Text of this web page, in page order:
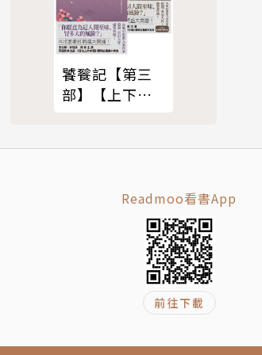
饕餮記【第三
部】【上下】
Readmoo看書App
前往下載